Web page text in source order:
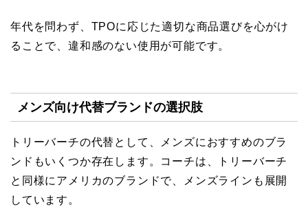
年代を問わず、TPOに応じた適切な商品選びを心がけ
ることで、違和感のない使用が可能です。
メンズ向け代替ブランドの選択肢
トリーバーチの代替として、メンズにおすすめのブラ
ンドもいくつか存在します。コーチは、トリーバーチ
と同様にアメリカのブランドで、メンズラインも展開
しています。